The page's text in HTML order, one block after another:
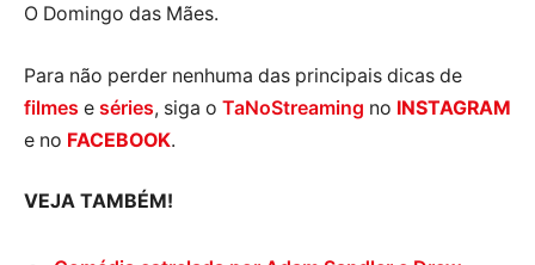
O Domingo das Mães.
Para não perder nenhuma das principais dicas de
filmes e séries, siga o TaNoStreaming no INSTAGRAM
e no FACEBOOK.
VEJA TAMBÉM!